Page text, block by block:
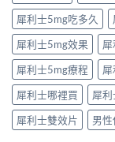
時
間
與
作
用
機
制
全
揭
秘〉
排、
正
確
用
法
與
安
全
指
南〉
犀利士5mg吃多久
犀利士5mg效果
犀利士5mg療程
犀利士哪裡買
犀
犀利士雙效片
男